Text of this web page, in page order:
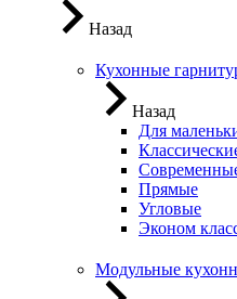
Назад
Кухонные
Назад
Для
Прямые
Угловые
Эконом
Модульные